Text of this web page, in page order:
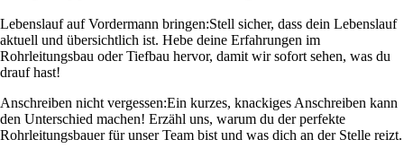
Lebenslauf auf Vordermann bringen:Stell sicher, dass dein Lebenslauf
aktuell und übersichtlich ist. Hebe deine Erfahrungen im
Rohrleitungsbau oder Tiefbau hervor, damit wir sofort sehen, was du
drauf hast!
Anschreiben nicht vergessen:Ein kurzes, knackiges Anschreiben kann
den Unterschied machen! Erzähl uns, warum du der perfekte
Rohrleitungsbauer für unser Team bist und was dich an der Stelle reizt.